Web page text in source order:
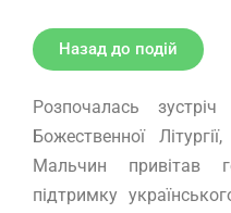
Назад до подій
Розпочалась
Божественної
Мальчин привітав
підтримку